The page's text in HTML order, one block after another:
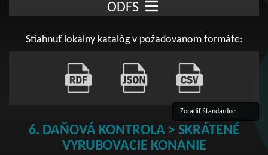
ODFS
Stiahnuť lokálny katalóg v požadovanom formáte:
6. DAŇOVÁ KONTROLA > SKRÁTENÉ
VYRUBOVACIE KONANIE